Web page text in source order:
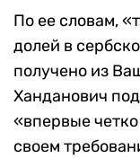
По ее словам,
долей в
получено из
Ханданович
«впервые
своем